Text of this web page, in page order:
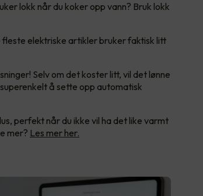
lokk når du koker opp vann? Bruk lokk
elektriske artikler bruker faktisk litt
Selv om det koster litt, vil det lønne
å sette opp automatisk
perfekt når du ikke vil ha det like varmt
mer? Les mer her.